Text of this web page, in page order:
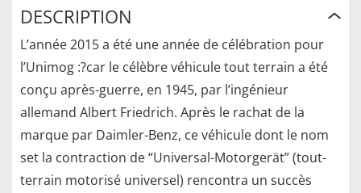
DESCRIPTION
L’année 2015 a été une année de célébration pour
l’Unimog :?car le célèbre véhicule tout terrain a été
conçu après-guerre, en 1945, par l’ingénieur
allemand Albert Friedrich. Après le rachat de la
marque par Daimler-Benz, ce véhicule dont le nom
set la contraction de “Universal-Motorgerät” (tout-
terrain motorisé universel) rencontra un succès